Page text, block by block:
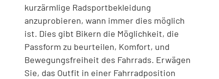
kurzärmlige Radsportbekleidung
anzuprobieren, wann immer dies möglich
ist. Dies gibt Bikern die Möglichkeit, die
Passform zu beurteilen, Komfort, und
Bewegungsfreiheit des Fahrrads. Erwägen
Sie, das Outfit in einer Fahrradposition